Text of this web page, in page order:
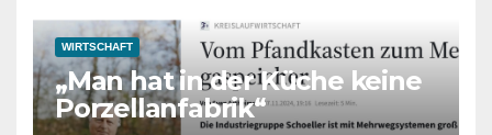
WIRTSCHAFT
„Man hat in der Küche keine
Porzellanfabrik“